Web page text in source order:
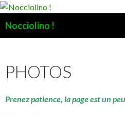
Nocciolino !
PHOTOS
Prenez patience, la page est un